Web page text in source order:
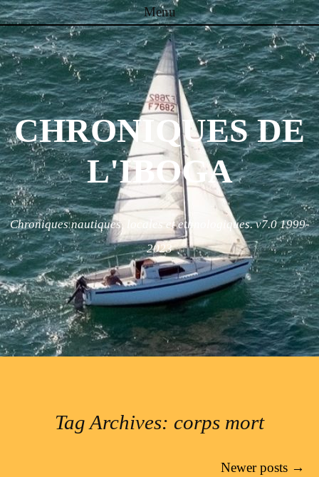
Menu
Skip to content
CHRONIQUES DE
L'IBOGA
Chroniques nautiques, locales et ethnologiques. v7.0 1999-
2023
Tag Archives: corps mort
Newer posts →